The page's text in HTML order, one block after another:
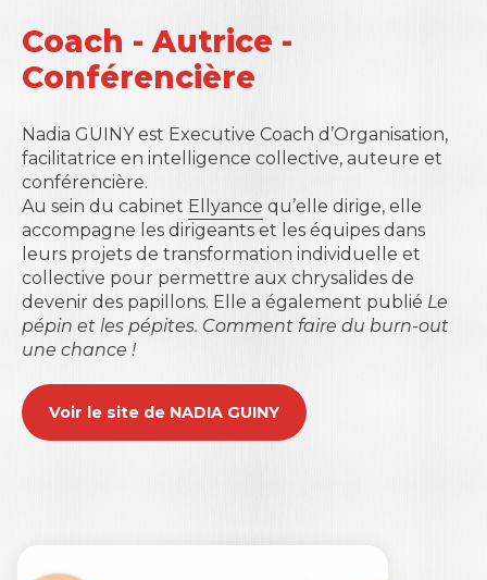
Coach - Autrice -
Conférencière
Nadia GUINYest Executive Coach d’Organisation,
facilitatrice en intelligence collective, auteure et
conférencière.
Au sein du cabinet Ellyance qu’elle dirige, elle
accompagne les dirigeants et les équipes dans
leurs projets de transformation individuelle et
collective pour permettre aux chrysalides de
devenir des papillons. Elle a également publié Le
pépin et les pépites. Comment faire du burn-out
une chance !
Voir le site de NADIA GUINY